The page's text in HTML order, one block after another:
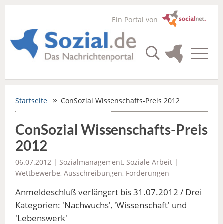
Ein Portal von
Startseite ConSozial Wissenschafts-Preis 2012
ConSozial Wissenschafts-Preis
2012
06.07.2012 | Sozialmanagement, Soziale Arbeit |
Wettbewerbe, Ausschreibungen, Förderungen
Anmeldeschluß verlängert bis 31.07.2012 / Drei
Kategorien: 'Nachwuchs', 'Wissenschaft' und
'Lebenswerk'